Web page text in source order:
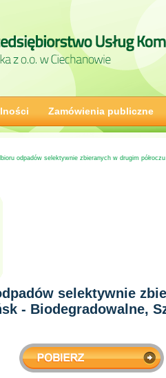
Zamówienia publiczne
odpadów selektywnie zbieranych w drugim
selektywnie
- Biodegradowalne,